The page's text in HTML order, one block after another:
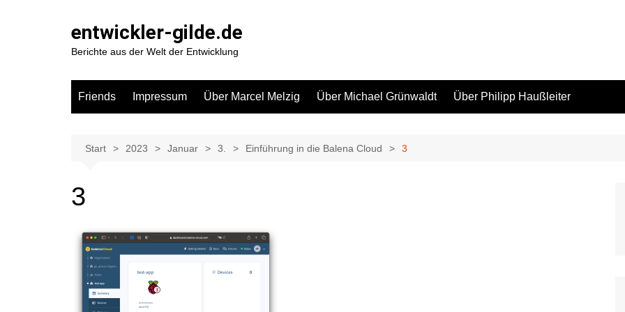
entwickler-gilde.de
Berichte aus der Welt der Entwicklung
Friends Impressum Über Marcel Melzig Über Michael Grünwaldt Über Philipp Haußleiter
Start 2023 Januar 3. Einführung in die Balena Cloud 3
3